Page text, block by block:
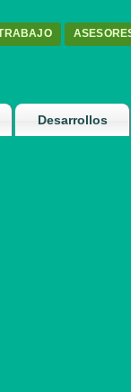
Desarrollos